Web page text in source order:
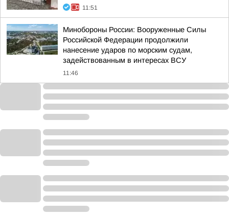
11:51
Минобороны России: Вооруженные Силы
Российской Федерации продолжили
нанесение ударов по морским судам,
задействованным в интересах ВСУ
11:46